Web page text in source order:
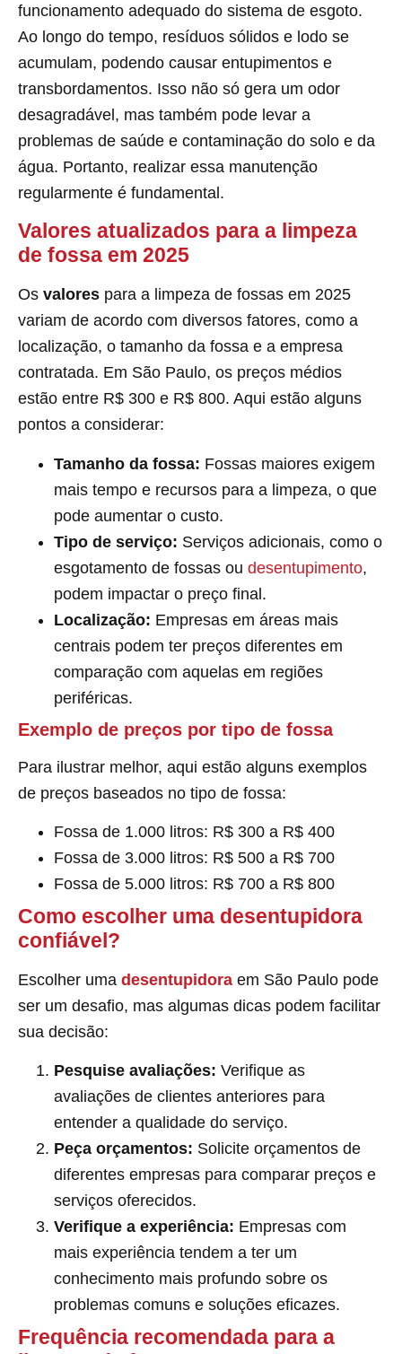
funcionamento adequado do sistema de esgoto.
Ao longo do tempo, resíduos sólidos e lodo se
acumulam, podendo causar entupimentos e
transbordamentos. Isso não só gera um odor
desagradável, mas também pode levar a
problemas de saúde e contaminação do solo e da
água. Portanto, realizar essa manutenção
regularmente é fundamental.
Valores atualizados para a limpeza
de fossa em 2025
Os valores para a limpeza de fossas em 2025
variam de acordo com diversos fatores, como a
localização, o tamanho da fossa e a empresa
contratada. Em São Paulo, os preços médios
estão entre R$ 300 e R$ 800. Aqui estão alguns
pontos a considerar:
Tamanho da fossa: Fossas maiores exigem
mais tempo e recursos para a limpeza, o que
pode aumentar o custo.
Tipo de serviço: Serviços adicionais, como o
esgotamento de fossas ou desentupimento,
podem impactar o preço final.
Localização: Empresas em áreas mais
centrais podem ter preços diferentes em
comparação com aquelas em regiões
periféricas.
Exemplo de preços por tipo de fossa
Para ilustrar melhor, aqui estão alguns exemplos
de preços baseados no tipo de fossa:
Fossa de 1.000 litros: R$ 300 a R$ 400
Fossa de 3.000 litros: R$ 500 a R$ 700
Fossa de 5.000 litros: R$ 700 a R$ 800
Como escolher uma desentupidora
confiável?
Escolher uma desentupidora em São Paulo pode
ser um desafio, mas algumas dicas podem facilitar
sua decisão:
Pesquise avaliações: Verifique as
avaliações de clientes anteriores para
entender a qualidade do serviço.
Peça orçamentos: Solicite orçamentos de
diferentes empresas para comparar preços e
serviços oferecidos.
Verifique a experiência: Empresas com
mais experiência tendem a ter um
conhecimento mais profundo sobre os
problemas comuns e soluções eficazes.
Frequência recomendada para a